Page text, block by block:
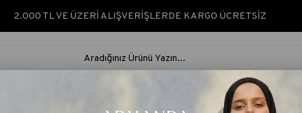
2.000 TL VE ÜZERİ ALIŞVERİŞLERDE KARGO ÜCRETSİZ
İPEK ŞAL &
EŞARP